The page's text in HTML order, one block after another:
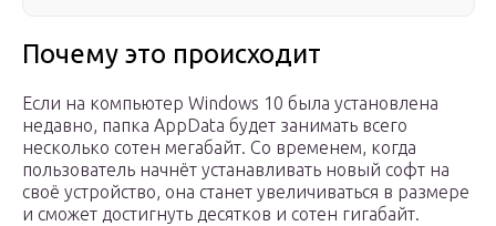
Почему это происходит
Если на компьютер Windows 10 была установлена
недавно, папка AppData будет занимать всего
несколько сотен мегабайт. Со временем, когда
пользователь начнёт устанавливать новый софт на
своё устройство, она станет увеличиваться в размере
и сможет достигнуть десятков и сотен гигабайт.